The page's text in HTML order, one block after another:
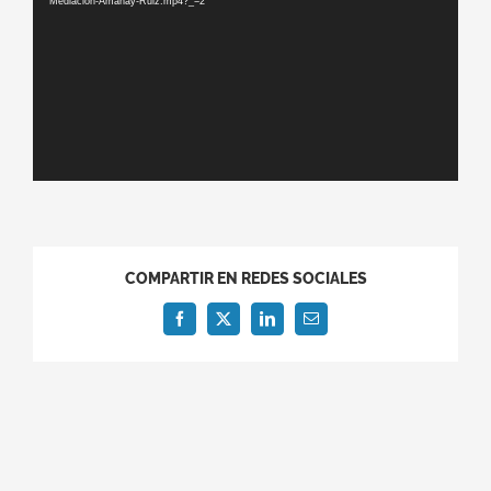
COMPARTIR EN REDES SOCIALES
Facebook
X LinkedInCorreo
electrónico